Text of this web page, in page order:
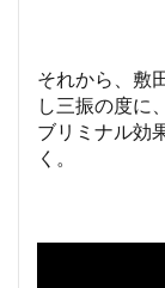
それから、敷
し三振の度に
ブリミナル効
く。